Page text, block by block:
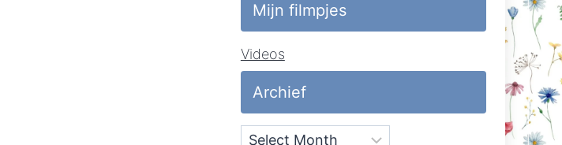
Mijn filmpjes
Videos
Archief
Archief